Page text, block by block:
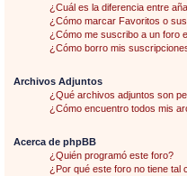
¿Cuál es la diferencia entre
¿Cómo marcar Favoritos o
¿Cómo me suscribo a un foro
¿Cómo borro mis
Archivos Adjuntos
¿Qué archivos adjuntos son
¿Cómo encuentro todos mis
Acerca de phpBB
¿Quién programó este foro?
¿Por qué este foro no tiene tal